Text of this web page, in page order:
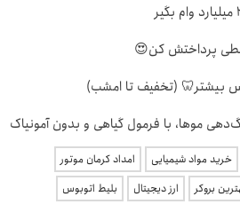
بیشتر🦷 (تخفیف تا امشب)
موها، با فرمول گیاهی و بدون آمونیاک
خرید مواد شیمیایی
امداد کرمان موتور
بروکر ارز دیجیتال بلیط اتوبوس